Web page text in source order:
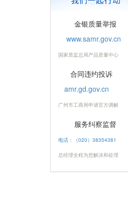
金银质量举报
www.samr.gov.cn
国家质监总局产品质量中心
合同违约投诉
amr.gd.gov.cn
广州市工商局申请官方调解
服务纠察监督
电话：（020）38354381
总经理全程为您解决和处理